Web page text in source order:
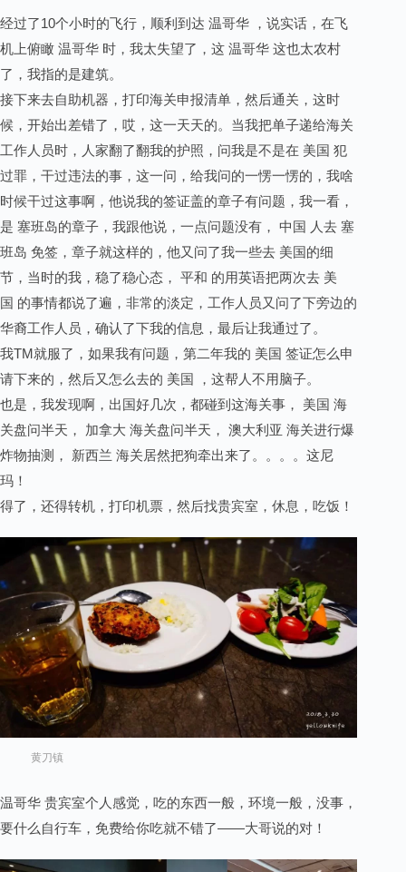
经过了10个小时的飞行，顺利到达 温哥华 ，说实话，在飞
机上俯瞰 温哥华 时，我太失望了，这 温哥华 这也太农村
了，我指的是建筑。
接下来去自助机器，打印海关申报清单，然后通关，这时
候，开始出差错了，哎，这一天天的。当我把单子递给海关
工作人员时，人家翻了翻我的护照，问我是不是在 美国 犯
过罪，干过违法的事，这一问，给我问的一愣一愣的，我啥
时候干过这事啊，他说我的签证盖的章子有问题，我一看，
是 塞班岛的章子，我跟他说，一点问题没有， 中国 人去 塞
班岛 免签，章子就这样的，他又问了我一些去 美国的细
节，当时的我，稳了稳心态， 平和 的用英语把两次去 美
国 的事情都说了遍，非常的淡定，工作人员又问了下旁边的
华裔工作人员，确认了下我的信息，最后让我通过了。
我TM就服了，如果我有问题，第二年我的 美国 签证怎么申
请下来的，然后又怎么去的 美国 ，这帮人不用脑子。
也是，我发现啊，出国好几次，都碰到这海关事， 美国 海
关盘问半天， 加拿大 海关盘问半天， 澳大利亚 海关进行爆
炸物抽测， 新西兰 海关居然把狗牵出来了。。。。这尼
玛！
得了，还得转机，打印机票，然后找贵宾室，休息，吃饭！
黄刀镇
温哥华 贵宾室个人感觉，吃的东西一般，环境一般，没事，
要什么自行车，免费给你吃就不错了——大哥说的对！